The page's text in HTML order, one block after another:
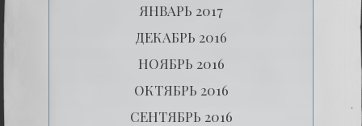
ЯНВАРЬ 2017
ДЕКАБРЬ 2016
НОЯБРЬ 2016
ОКТЯБРЬ 2016
СЕНТЯБРЬ 2016